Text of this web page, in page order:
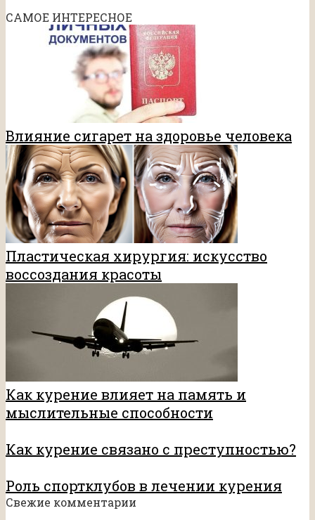
САМОЕ ИНТЕРЕСНОЕ
Влияние сигарет на здоровье человека
Пластическая хирургия: искусство
воссоздания красоты
Как курение влияет на память и
мыслительные способности
Как курение связано с преступностью?
Роль спортклубов в лечении курения
Свежие комментарии